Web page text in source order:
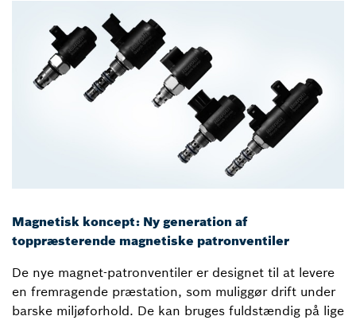
Magnetisk koncept: Ny generation af
toppræsterende magnetiske patronventiler
De nye magnet-patronventiler er designet til at levere
en fremragende præstation, som muliggør drift under
barske miljøforhold. De kan bruges fuldstændig på lige